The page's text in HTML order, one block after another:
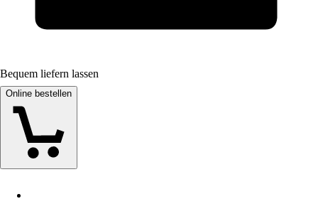
Bequem liefern lassen
Online bestellen